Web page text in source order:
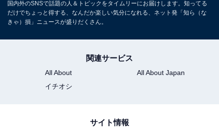
国内外のSNSで話題の人＆トピックをタイムリーにお届けします。知ってる
だけでちょっと得する、なんだか楽しい気分になれる、ネット発「知ら（な
きゃ）損」ニュースが盛りだくさん。
関連サービス
All About
All About Japan
イチオシ
サイト情報